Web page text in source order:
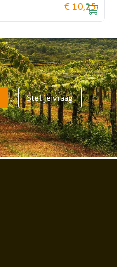
€ 10,25
Stel je vraag